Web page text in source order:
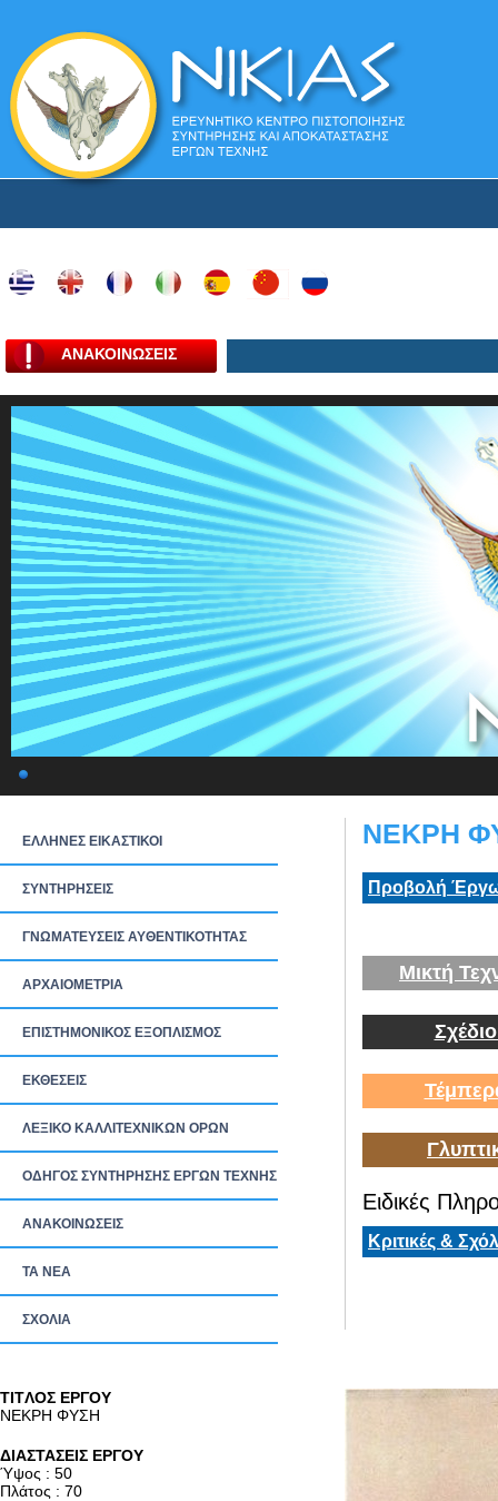
ΑΝΑΚΟΙΝΩΣΕΙΣ
ΕΛΛΗΝΕΣ ΕΙΚΑΣΤΙΚΟΙ
ΣΥΝΤΗΡΗΣΕΙΣ
ΓΝΩΜΑΤΕΥΣΕΙΣ ΑΥΘΕΝΤΙΚΟΤΗΤΑΣ
ΑΡΧΑΙΟΜΕΤΡΙΑ
ΕΠΙΣΤΗΜΟΝΙΚΟΣ ΕΞΟΠΛΙΣΜΟΣ
ΕΚΘΕΣΕΙΣ
ΛΕΞΙΚΟ ΚΑΛΛΙΤΕΧΝΙΚΩΝ ΟΡΩΝ
ΟΔΗΓΟΣ ΣΥΝΤΗΡΗΣΗΣ ΕΡΓΩΝ ΤΕΧΝΗΣ
ΑΝΑΚΟΙΝΩΣΕΙΣ
ΤΑ ΝEΑ
ΣΧΟΛΙΑ
ΝΕΚΡΗ
Προβολή
Μικτή
Ειδικές
Κριτικές &
TITΛΟΣ ΕΡΓΟΥ
ΝΕΚΡΗ ΦΥΣΗ
ΔΙΑΣΤΑΣΕΙΣ ΕΡΓΟΥ
Ύψος : 50
Πλάτος : 70